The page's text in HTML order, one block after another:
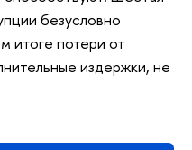
безусловно
итоге потери от
издержки, не